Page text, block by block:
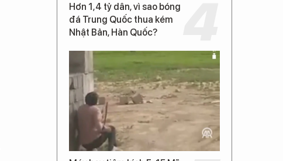
Hơn 1,4 tỷ dân, vì sao bóng
đá Trung Quốc thua kém
Nhật Bản, Hàn Quốc?